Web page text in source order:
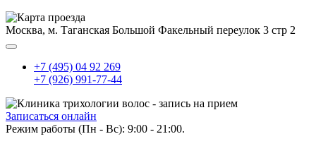
Москва, м. Таганская Большой Факельный переулок 3 стр 2
+7 (495) 04 92 269
+7 (926) 991-77-44
Записаться онлайн
Режим работы (Пн - Вс): 9:00 - 21:00.